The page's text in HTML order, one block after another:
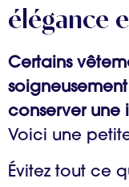
élégance
Certains
conserver une
Voici une
Évitez tout ce